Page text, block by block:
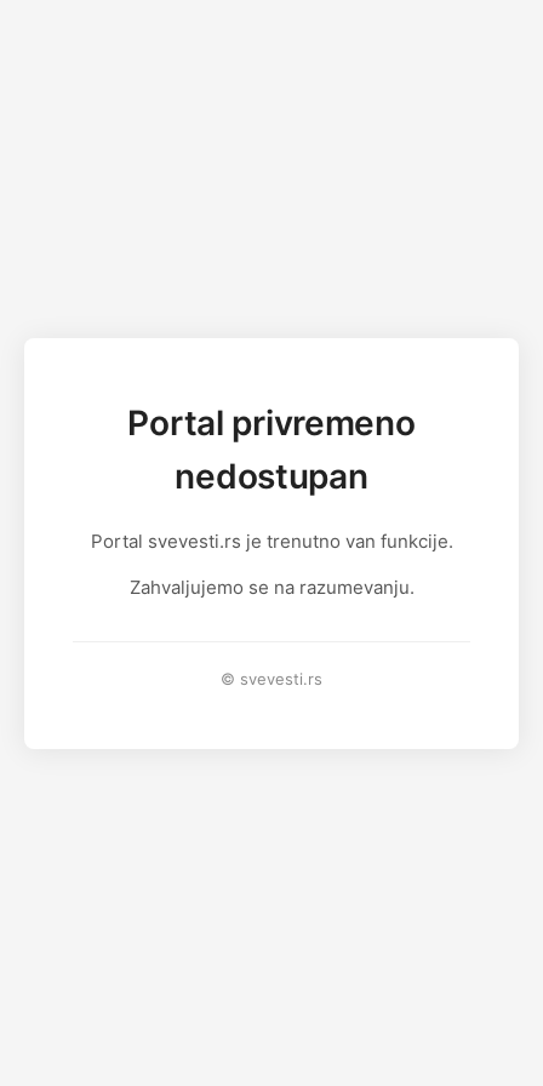
Portal privremeno
nedostupan
Portal svevesti.rs je trenutno van funkcije.
Zahvaljujemo se na razumevanju.
© svevesti.rs